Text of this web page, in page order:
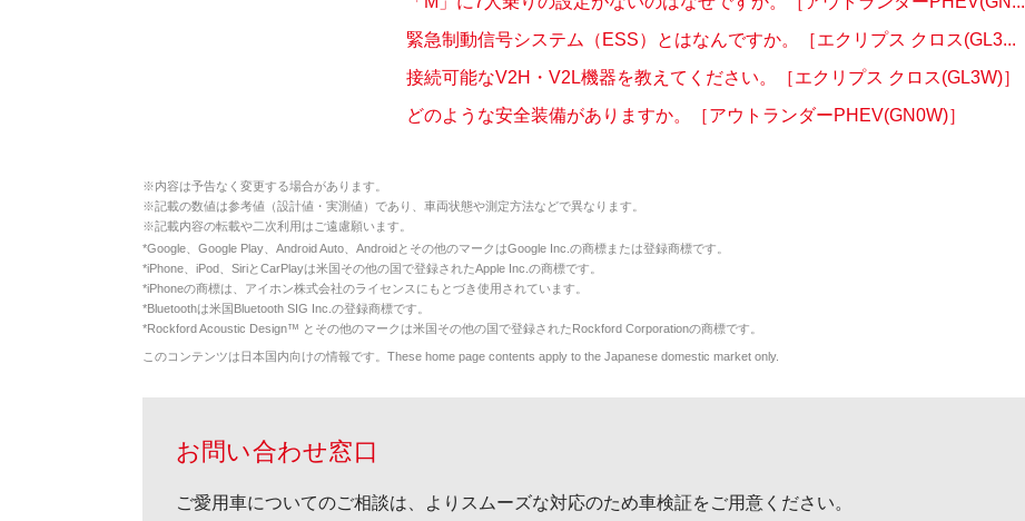
緊急制動信号システム（ESS）とはなんですか。［エクリプス クロス(GL3...
接続可能なV2H・V2L機器を教えてください。［エクリプス クロス(GL3W)］
どのような安全装備がありますか。［アウトランダーPHEV(GN0W)］
※内容は予告なく変更する場合があります。
※記載の数値は参考値（設計値・実測値）であり、車両状態や測定方法などで異なります。
※記載内容の転載や二次利用はご遠慮願います。
*Google、Google Play、Android Auto、Androidとその他のマークはGoogle Inc.の商標または登録商標です。
*iPhone、iPod、SiriとCarPlayは米国その他の国で登録されたApple Inc.の商標です。
*iPhoneの商標は、アイホン株式会社のライセンスにもとづき使用されています。
*Bluetoothは米国Bluetooth SIG Inc.の登録商標です。
*Rockford Acoustic Design™ とその他のマークは米国その他の国で登録されたRockford Corporationの商標です。
このコンテンツは日本国内向けの情報です。These home page contents apply to the Japanese domestic market only.
お問い合わせ窓口
ご愛用車についてのご相談は、よりスムーズな対応のため車検証をご用意ください。